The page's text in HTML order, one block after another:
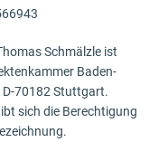
Schmälzle ist
Baden-
D-70182 Stuttgart.
sich die Berechtigung